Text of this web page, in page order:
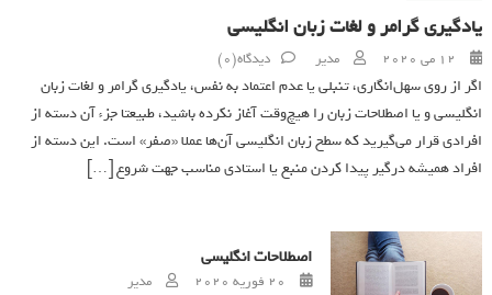
یادگیری گرامر و لغات زبان انگلیسی
Posted on
12 می 2020 Author
مدیر دیدگاه(0)
اگر از روی سهل‌انگاری، تنبلی یا عدم اعتماد به نفس، یادگیری گرامر و لغات زبان
انگلیسی و یا اصطلاحات زبان را هیچ‌وقت آغاز نکرده باشید، طبیعتا جزء آن دسته از
افرادی قرار می‌گیرید که سطح زبان انگلیسی آن‌ها عملا «صفر»‌ است. این دسته از
افراد همیشه درگیر پیدا کردن منبع یا استادی مناسب جهت شروع […]
اصطلاحات انگلیسی
Posted on
20 فوریه 2020 Author
مدیر